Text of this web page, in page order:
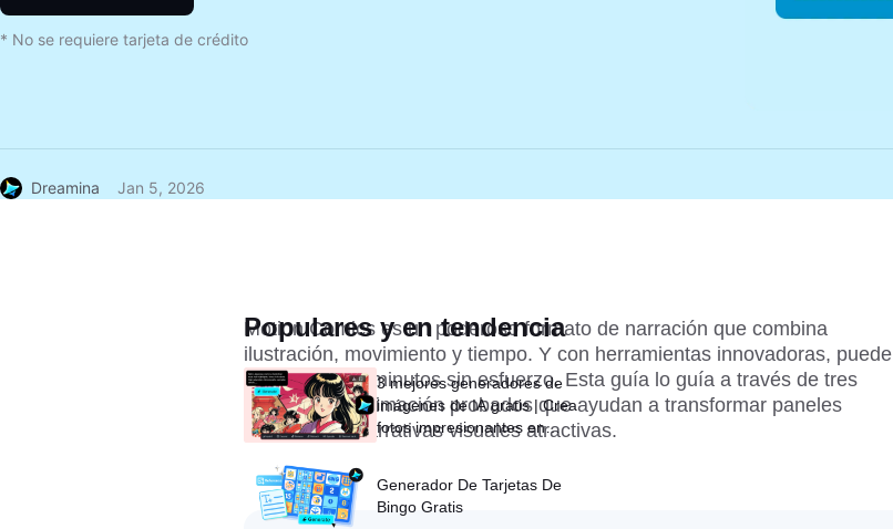
* No se requiere tarjeta de crédito
Dreamina Jan 5, 2026
Motion Comics es un poderoso formato de narración que combina
ilustración, movimiento y tiempo. Y con herramientas innovadoras, puede
generarlas en minutos sin esfuerzo. Esta guía lo guía a través de tres
métodos de animación probados que ayudan a transformar paneles
estáticos en narrativas visuales atractivas.
Populares y en tendencia
3 mejores generadores de
imágenes de IA gratis | Crea
fotos impresionantes en
Generador De Tarjetas De
Bingo Gratis